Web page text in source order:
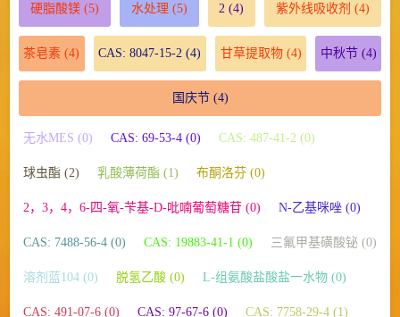
硬脂酸镁(5) 水处理 (5) 2 (4) 紫外线吸收剂 (4)
茶皂素 (4) CAS: 8047-15-2 (4) 甘草提取物(4) 中秋节(4)
国庆节(4)
无水MES (0) CAS: 69-53-4 (0) CAS: 487-41-2 (0)
球虫酯 (2) 乳酸薄荷酯 (1) 布酮洛芬 (0)
2，3，4，6-四-氧-苄基-D-吡喃葡萄糖苷 (0) N-乙基咪唑 (0)
CAS: 7488-56-4 (0) CAS: 19883-41-1 (0) 三氟甲基磺酸铋 (0)
溶剂蓝104 (0) 脱氢乙酸 (0) L-组氨酸盐酸盐一水物 (0)
CAS: 491-07-6 (0) CAS: 97-67-6 (0) CAS: 7758-29-4 (1)